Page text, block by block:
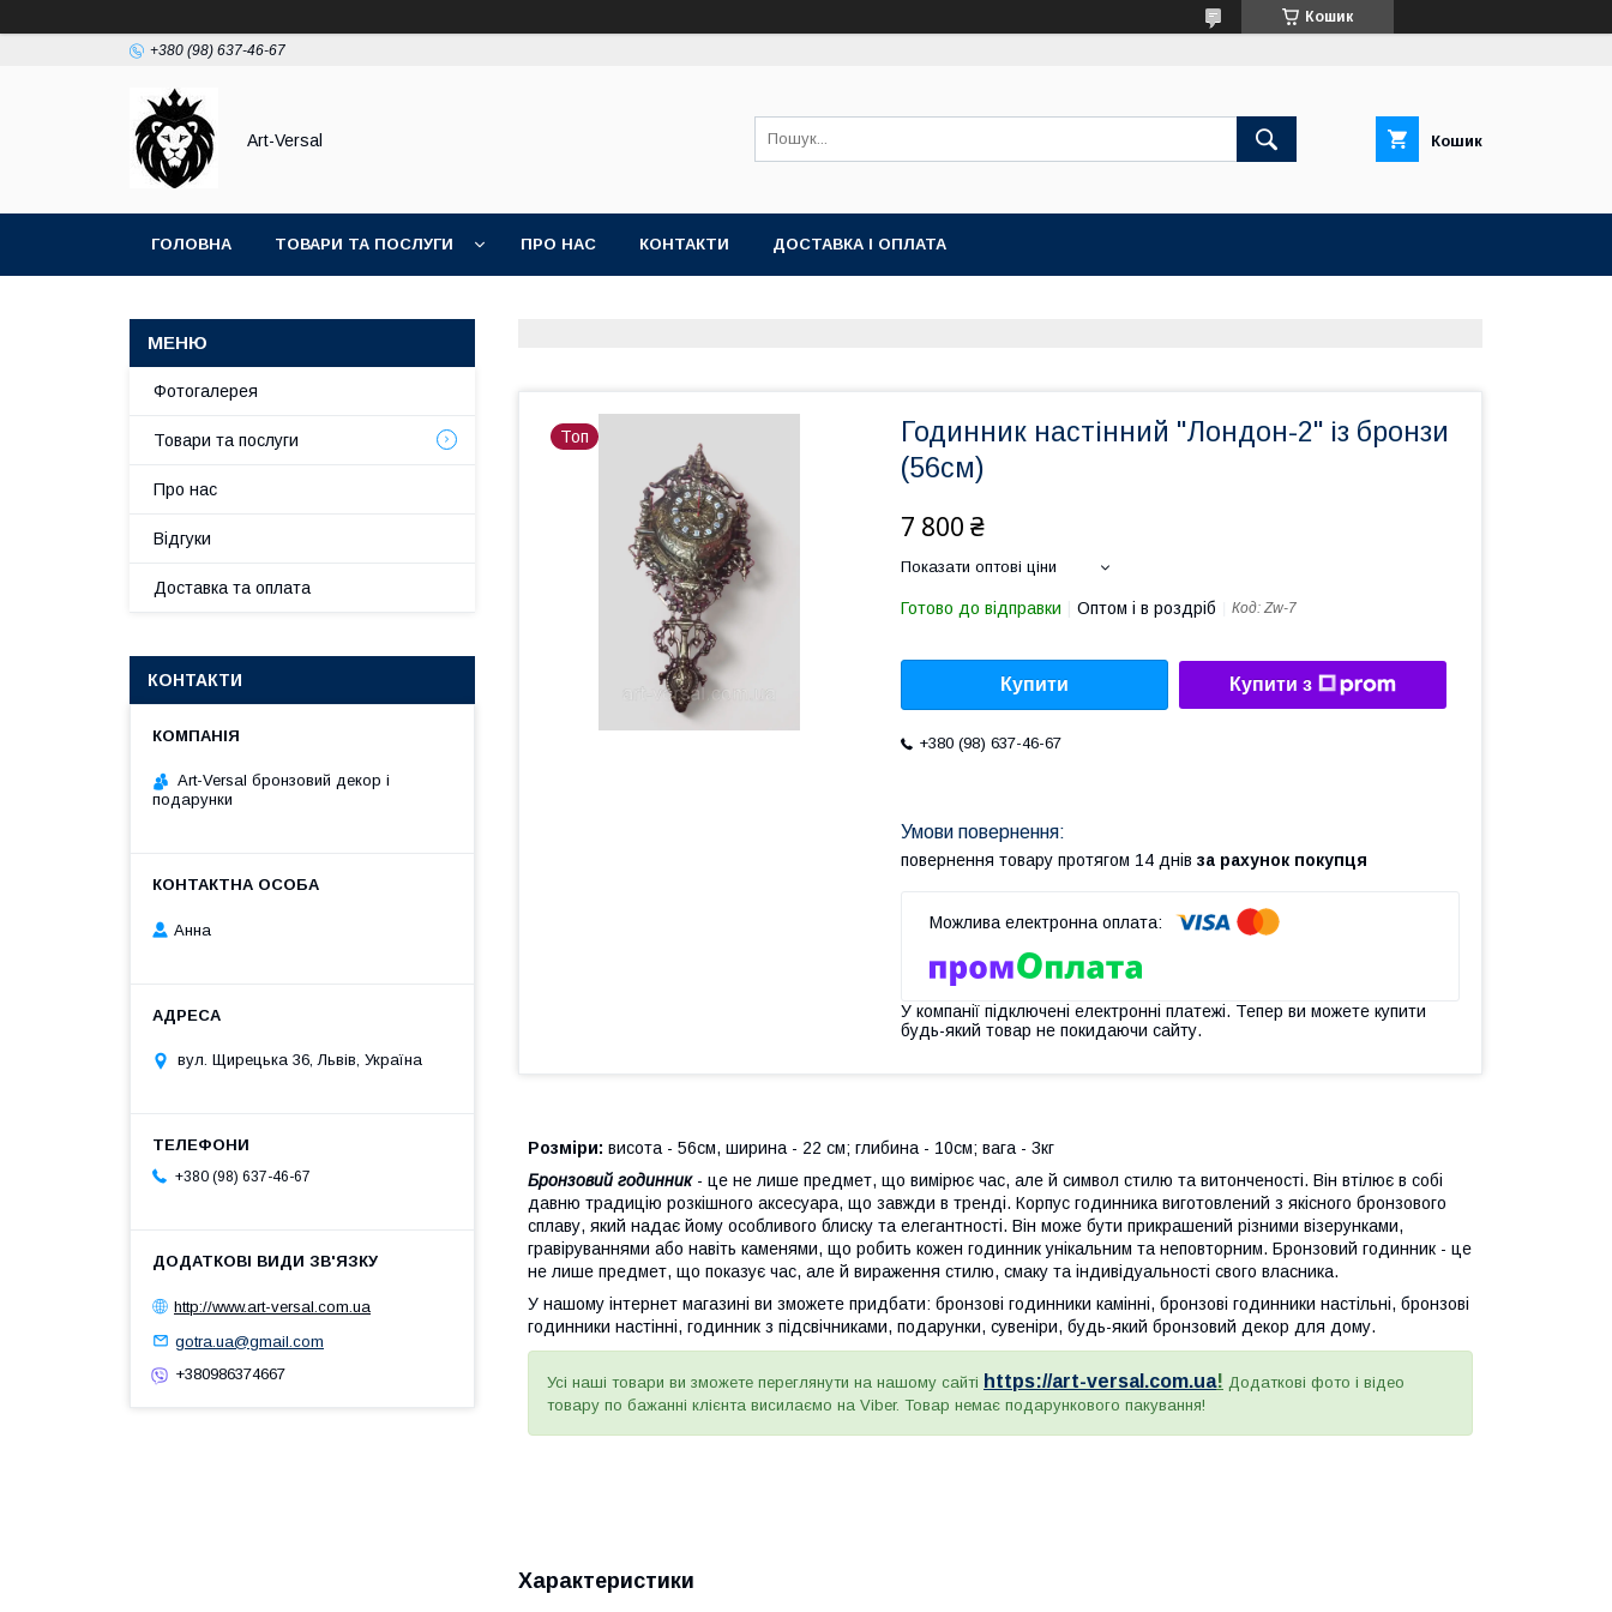
Кошик
+380 (98) 637-46-67
Аrt-Versal Кошик
ГОЛОВНА ТОВАРИ ТА ПОСЛУГИ ПРО НАС КОНТАКТИ ДОСТАВКА І ОПЛАТА
Топ
Годинник настінний "Лондон-2" із бронзи
(56см)
7 800 ₴
Показати оптові ціни
Готово до відправки Оптом і в роздріб Код: Zw-7
Купити Купити з
+380 (98) 637-46-67
повернення товару протягом 14 днів за рахунок покупця
У компанії підключені електронні платежі. Тепер ви можете купити
будь-який товар не покидаючи сайту.
Розміри: висота - 56см, ширина - 22 см; глибина - 10см; вага - 3кг
Бронзовий годинник- це не лише предмет, що вимірює час, але й символ стилю та витонченості. Він втілює в собі
давню традицію розкішного аксесуара, що завжди в тренді. Корпус годинника виготовлений з якісного бронзового
сплаву, який надає йому особливого блиску та елегантності. Він може бути прикрашений різними візерунками,
гравіруваннями або навіть каменями, що робить кожен годинник унікальним та неповторним. Бронзовий годинник - це
не лише предмет, що показує час, але й вираження стилю, смаку та індивідуальності свого власника.
У нашому інтернет магазині ви зможете придбати: бронзові годинники камінні, бронзові годинники настільні, бронзові
годинники настінні, годинник з підсвічниками, подарунки, сувеніри, будь-який бронзовий декор для дому.
Усі наші товари ви зможете переглянути на нашому сайті https://art-versal.com.ua! Додаткові фото і відео
товару по бажанні клієнта висилаємо на Viber. Товар немає подарункового пакування!
Характеристики
Фотогалерея
Товари та послуги
Про нас
Відгуки
Доставка та оплата
КОНТАКТИ
Art-Versal бронзовий декор і
подарунки
Анна
вул. Щирецька 36, Львів, Україна
+380 (98) 637-46-67
http://www.art-versal.com.ua
gotra.ua@gmail.com
+380986374667